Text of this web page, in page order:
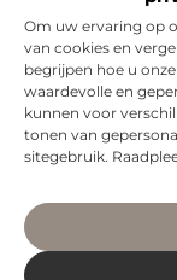
Om uw ervaring op
van cookies en
begrijpen hoe u
waardevolle en
kunnen voor
tonen van
sitegebruik.
Hijama Den
Een
u nooit